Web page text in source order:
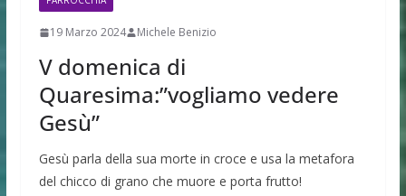
19 Marzo 2024 Michele Benizio
V domenica di
Quaresima:”vogliamo vedere
Gesù”
Gesù parla della sua morte in croce e usa la metafora
del chicco di grano che muore e porta frutto!